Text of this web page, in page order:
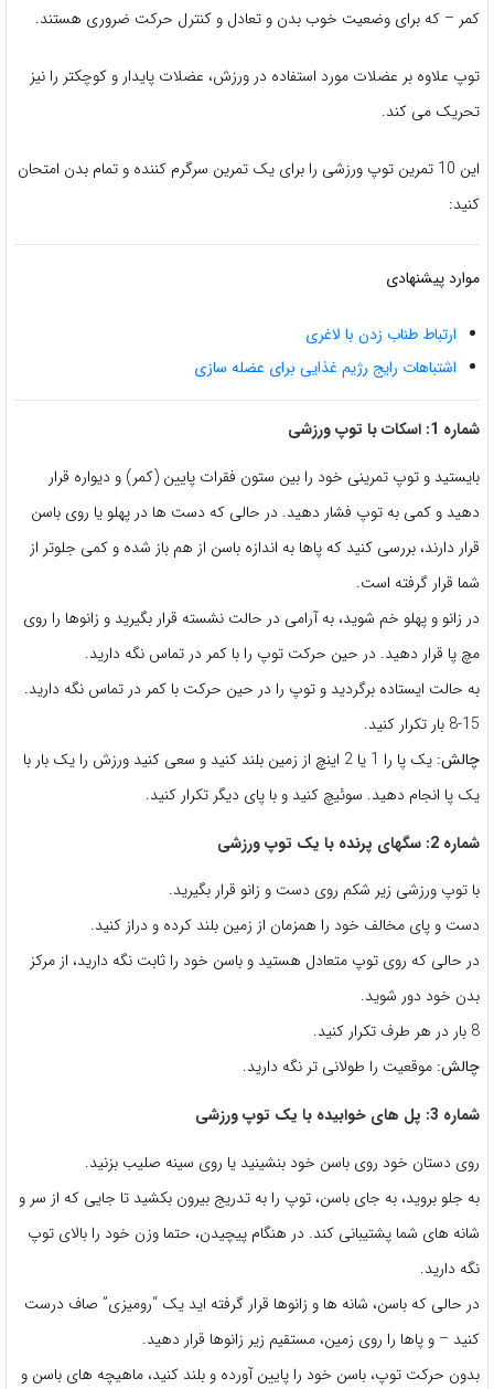
کمر – که برای وضعیت خوب بدن و تعادل و کنترل حرکت ضروری هستند.
توپ علاوه بر عضلات مورد استفاده در ورزش، عضلات پایدار و کوچکتر را نیز
تحریک می کند.
این 10 تمرین توپ ورزشی را برای یک تمرین سرگرم کننده و تمام بدن امتحان
کنید:
موارد پیشنهادی
ارتباط طناب زدن با لاغری
اشتباهات رایج رژیم غذایی برای عضله سازی
شماره 1: اسکات با توپ ورزشی
بایستید و توپ تمرینی خود را بین ستون فقرات پایین (کمر) و دیواره قرار
دهید و کمی به توپ فشار دهید. در حالی که دست ها در پهلو یا روی باسن
قرار دارند، بررسی کنید که پاها به اندازه باسن از هم باز شده و کمی جلوتر از
شما قرار گرفته است.
در زانو و پهلو خم شوید، به آرامی در حالت نشسته قرار بگیرید و زانوها را روی
مچ پا قرار دهید. در حین حرکت توپ را با کمر در تماس نگه دارید.
به حالت ایستاده برگردید و توپ را در حین حرکت با کمر در تماس نگه دارید.
8-15 بار تکرار کنید.
چالش:
یک پا را 1 یا 2 اینچ از زمین بلند کنید و سعی کنید ورزش را یک بار با
یک پا انجام دهید. سوئیچ کنید و با پای دیگر تکرار کنید.
شماره 2: سگهای پرنده با یک توپ ورزشی
با توپ ورزشی زیر شکم روی دست و زانو قرار بگیرید.
دست و پای مخالف خود را همزمان از زمین بلند کرده و دراز کنید.
در حالی که روی توپ متعادل هستید و باسن خود را ثابت نگه دارید، از مرکز
بدن خود دور شوید.
8 بار در هر طرف تکرار کنید.
چالش: موقعیت را طولانی تر نگه دارید.
شماره 3: پل های خوابیده با یک توپ ورزشی
روی دستان خود روی باسن خود بنشینید یا روی سینه صلیب بزنید.
به جلو بروید، به جای باسن، توپ را به تدریج بیرون بکشید تا جایی که از سر و
شانه های شما پشتیبانی کند. در هنگام پیچیدن، حتما وزن خود را بالای توپ
نگه دارید.
در حالی که باسن، شانه ها و زانوها قرار گرفته اید یک “رومیزی” صاف درست
کنید – و پاها را روی زمین، مستقیم زیر زانوها قرار دهید.
بدون حرکت توپ، باسن خود را پایین آورده و بلند کنید، ماهیچه های باسن و